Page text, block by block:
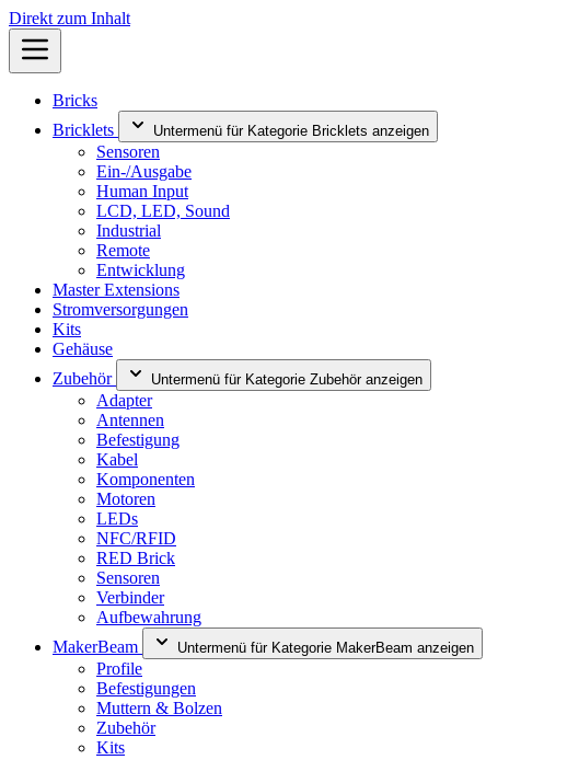
Direkt zum Inhalt
Bricks
Bricklets
Untermenü für Kategorie Bricklets anzeigen
Sensoren
Ein-/Ausgabe
Human Input
LCD, LED, Sound
Industrial
Remote
Entwicklung
Master Extensions
Stromversorgungen
Kits
Gehäuse
Zubehör
Untermenü für Kategorie Zubehör anzeigen
Adapter
Antennen
Befestigung
Kabel
Komponenten
Motoren
LEDs
NFC/RFID
RED Brick
Sensoren
Verbinder
Aufbewahrung
MakerBeam
Untermenü für Kategorie MakerBeam anzeigen
Profile
Befestigungen
Muttern & Bolzen
Zubehör
Kits